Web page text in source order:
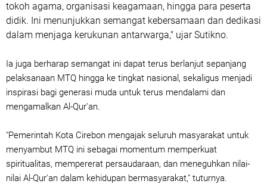
tokoh agama, organisasi keagamaan, hingga para peserta
didik. Ini menunjukkan semangat kebersamaan dan dedikasi
dalam menjaga kerukunan antarwarga," ujar Sutikno.
Ia juga berharap semangat ini dapat terus berlanjut sepanjang
pelaksanaan MTQ hingga ke tingkat nasional, sekaligus menjadi
inspirasi bagi generasi muda untuk terus mendalami dan
mengamalkan Al-Qur'an.
"Pemerintah Kota Cirebon mengajak seluruh masyarakat untuk
menyambut MTQ ini sebagai momentum memperkuat
spiritualitas, mempererat persaudaraan, dan meneguhkan nilai-
nilai Al-Qur'an dalam kehidupan bermasyarakat," tuturnya.